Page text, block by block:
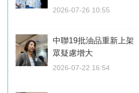
2026-07-26 10:55
中聯19批油品重新上
眾疑慮增大
2026-07-22 16:54